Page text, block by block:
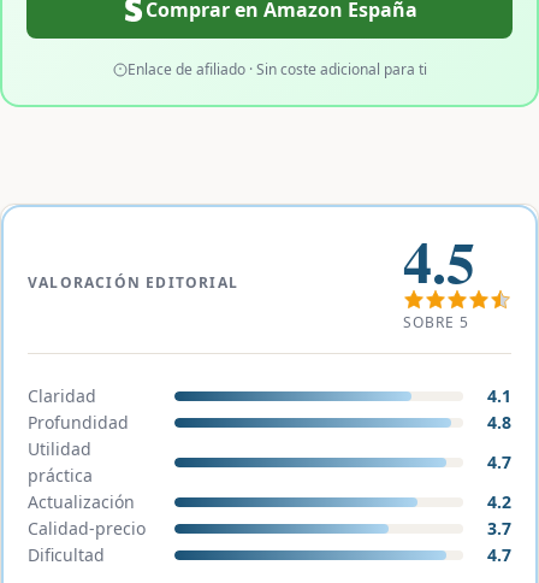
Comprar en Amazon España
Enlace de afiliado · Sin coste adicional para ti
VALORACIÓN EDITORIAL 4.5
SOBRE 5
Claridad
4.1
Profundidad
4.8
Utilidad
práctica
4.7
Actualización
4.2
Calidad-precio
3.7
Dificultad
4.7